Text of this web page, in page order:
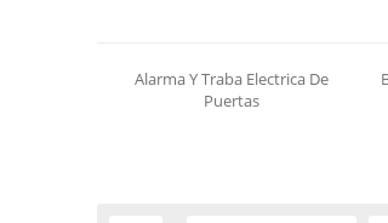
Alarma Y Traba Electrica De
Puertas